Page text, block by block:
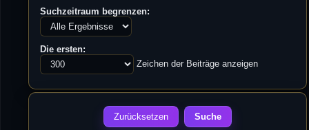
Suchzeitraum begrenzen:
Die ersten:
Zeichen der Beiträge anzeigen